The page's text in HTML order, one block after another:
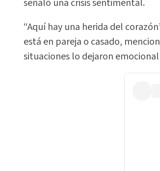
señaló una crisis sentimental.
“Aquí hay una herida del
está en pareja o casado,
situaciones lo dejaron